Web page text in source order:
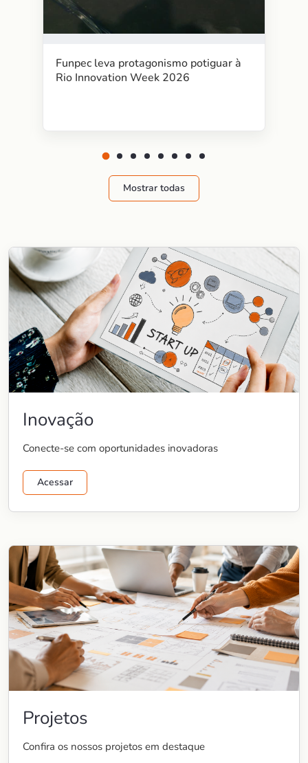
Funpec leva protagonismo potiguar à
Rio Innovation Week 2026
Mostrar todas
Inovação
Conecte-se com oportunidades inovadoras
Acessar
Projetos
Confira os nossos projetos em destaque